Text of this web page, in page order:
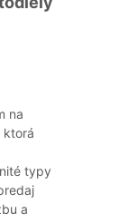
na
ktorá
typy
a